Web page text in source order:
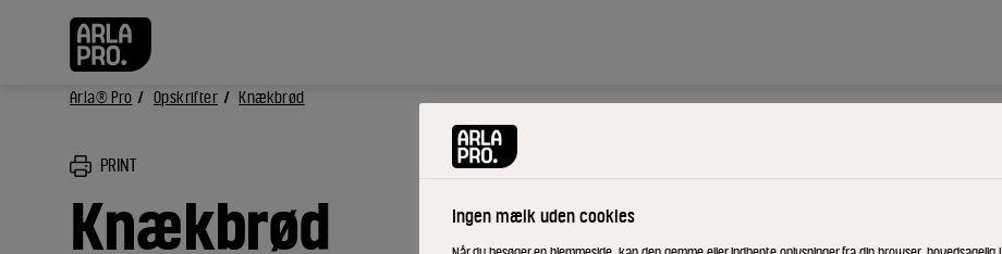
Arla® Pro Opskrifter Knækbrød
PRINT
Knækbrød Ingen mælk uden cookies